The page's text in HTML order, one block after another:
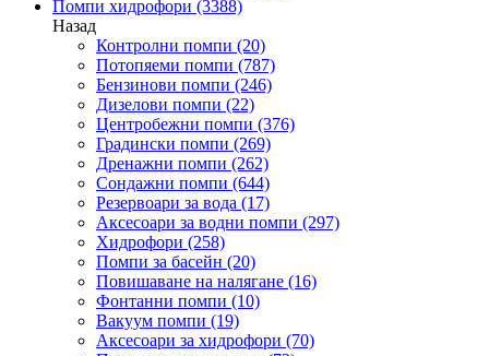
Помпи хидрофори (3388)
Назад
Контролни помпи (20)
Потопяеми помпи (787)
Бензинови помпи (246)
Дизелови помпи (22)
Центробежни помпи (376)
Градински помпи (269)
Дренажни помпи (262)
Сондажни помпи (644)
Резервоари за вода (17)
Аксесоари за водни помпи (297)
Хидрофори (258)
Помпи за басейн (20)
Повишаване на налягане (16)
Фонтанни помпи (10)
Вакуум помпи (19)
Аксесоари за хидрофори (70)